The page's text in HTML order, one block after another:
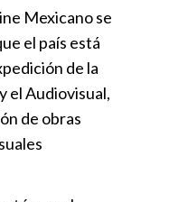
Mexicano se
el país está
de la
el Audiovisual,
de obras